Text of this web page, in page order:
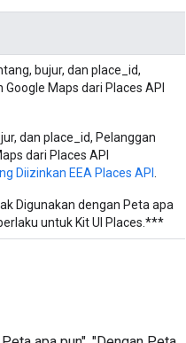
bujur, dan place_id,
Maps dari Places API
dan place_id, Pelanggan
dari Places API
Diizinkan EEA Places API
Digunakan dengan Peta apa
untuk Kit UI Places.***